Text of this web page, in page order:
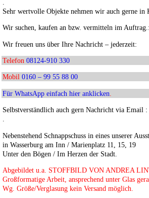
Sehr wertvolle Objekte nehmen wir auch gerne in
Wir suchen, kaufen an bzw. vermitteln im Auftrag.:
Wir freuen uns über Ihre Nachricht – jederzeit:
Telefon 08124-910 330
Mobil 0160 – 99 55 88 00
Für WhatsApp einfach hier anklicken
Selbstverständlich auch gern Nachricht via Email :
Nebenstehend Schnappschuss in eines unserer
in Wasserburg am Inn / Marienplatz 11, 15, 19
Unter den Bögen / Im Herzen der Stadt.
Abgebildet u.a. STOFFBILD VON ANDREA
Großformatige Arbeit, ansprechend unter Glas
Wg. Größe/Verglasung kein Versand möglich.